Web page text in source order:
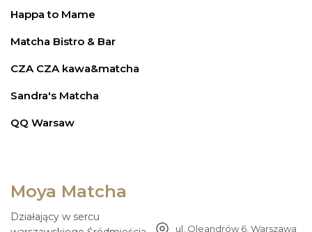
Happa to Mame
Matcha Bistro & Bar
CZA CZA kawa&matcha
Sandra's Matcha
QQ Warsaw
Moya Matcha
Działający w sercu
ul. Oleandrów 6, Warszawa